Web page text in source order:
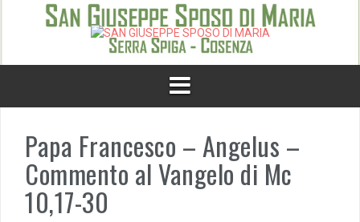
Papa Francesco – Angelus –
Commento al Vangelo di Mc
10,17-30